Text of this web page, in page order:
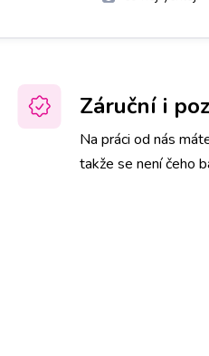
Záruční i
Na práci od nás
takže se není čeho